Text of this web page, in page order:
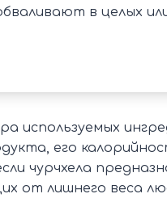
в целых
используемых
его
чурчхела
от лишнего веса